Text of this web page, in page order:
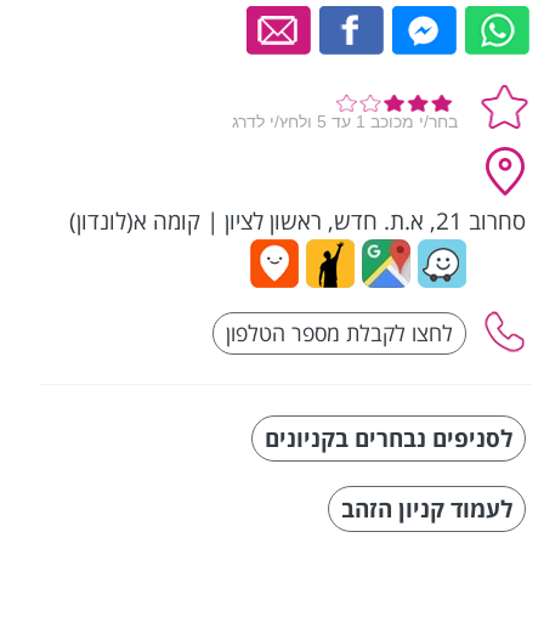
סחרוב 21, א.ת. חדש, ראשון לציון | קומה א(לונדון)
לסניפים נבחרים בקניונים
לעמוד קניון הזהב